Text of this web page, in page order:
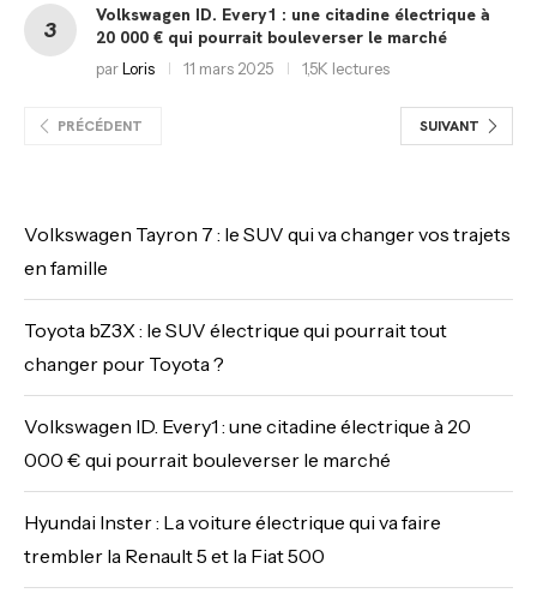
Volkswagen ID. Every1 : une citadine électrique à
20 000 € qui pourrait bouleverser le marché
parLoris 11 mars 2025 1,5K lectures
PRÉCÉDENT SUIVANT
Volkswagen Tayron 7 : le SUV qui va changer vos trajets
en famille
Toyota bZ3X : le SUV électrique qui pourrait tout
changer pour Toyota ?
Volkswagen ID. Every1 : une citadine électrique à 20
000 € qui pourrait bouleverser le marché
Hyundai Inster : La voiture électrique qui va faire
trembler la Renault 5 et la Fiat 500